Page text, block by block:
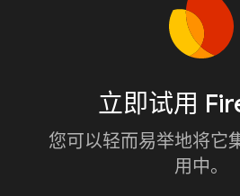
立即试用
您可以轻而易举地将它
用中。